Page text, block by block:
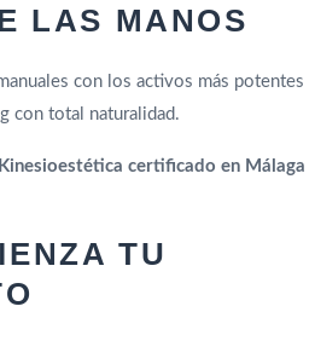
LAS MANOS
con los activos más potentes
con total naturalidad.
certificado en Málaga
TU